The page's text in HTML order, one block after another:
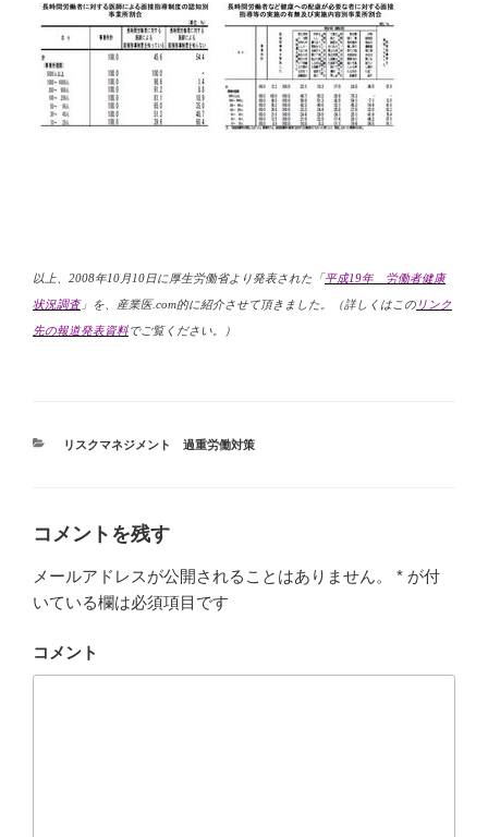
以上、 2008年10月10日に厚生労働省より発表された「 平成19年 労働者健康
状況調査」を、産業医.com的に紹介させて頂きました。（詳しくはこの リンク
先の報道発表資料でご覧ください。）
カ
ー
リスクマネジメント 過重労働対策
コメントを残す
メールアドレスが公開されることはありません。 * が付
いている欄は必須項目です
コメント